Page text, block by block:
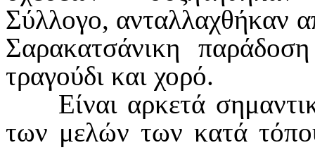
Σύλλογο, ανταλλαχθήκαν
Σαρακατσάνικη
τραγούδι και χορό.
Είναι αρκετά
των μελών των κατά